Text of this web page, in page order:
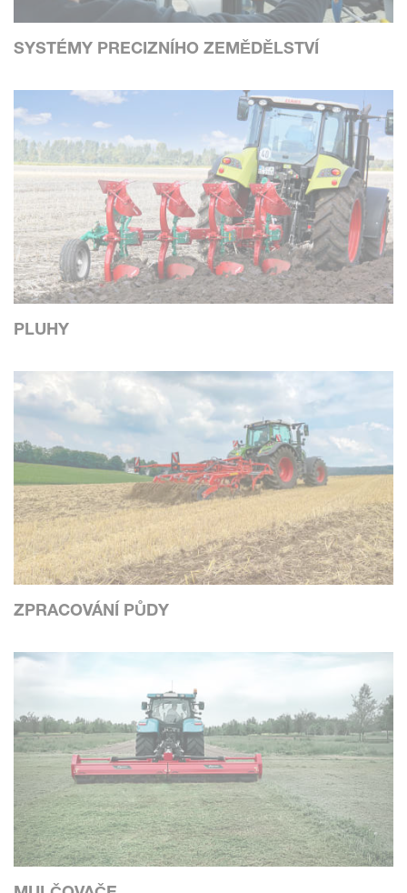
SYSTÉMY PRECIZNÍHO ZEMĚDĚLSTVÍ
PLUHY
ZPRACOVÁNÍ PŮDY